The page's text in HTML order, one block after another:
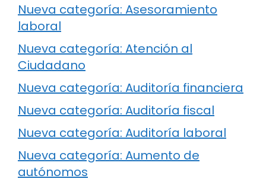
Nueva categoría: Asesoramiento
laboral
Nueva categoría: Atención al
Ciudadano
Nueva categoría: Auditoría financiera
Nueva categoría: Auditoría fiscal
Nueva categoría: Auditoría laboral
Nueva categoría: Aumento de
autónomos